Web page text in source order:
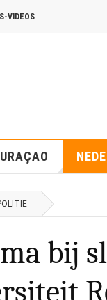
VIDEOS
bij